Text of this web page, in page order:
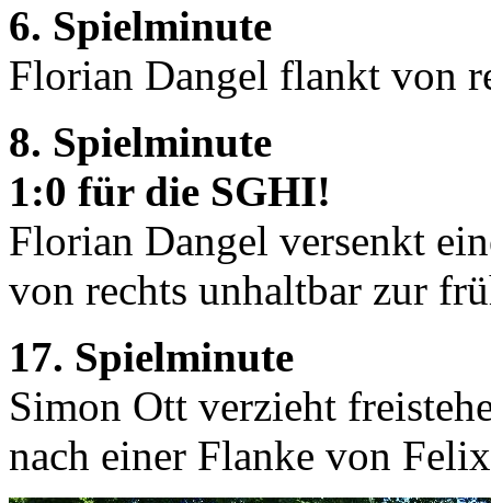
6. Spielminute
Florian Dangel flankt von
8. Spielminute
1:0 für die SGHI!
Florian Dangel versenkt
von rechts unhaltbar zur
17. Spielminute
Simon Ott verzieht
nach einer Flanke von